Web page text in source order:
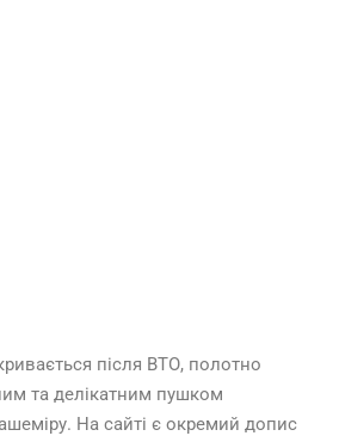
після ВТО, полотно
та делікатним пушком
На сайті є окремий допис